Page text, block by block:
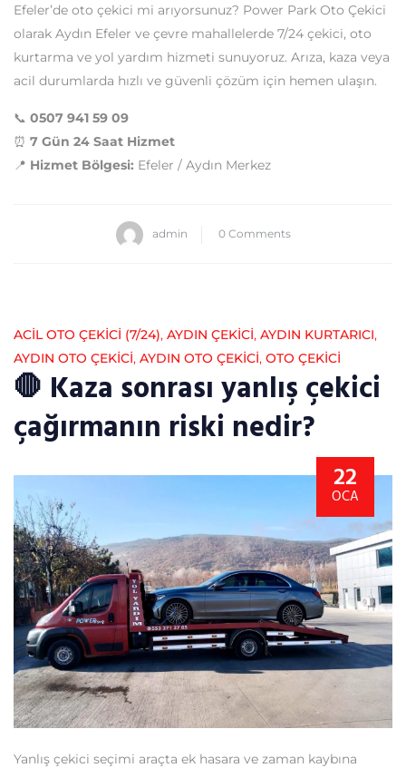
Efeler’de oto çekici mi arıyorsunuz? Power Park Oto Çekici
olarak Aydın Efeler ve çevre mahallelerde 7/24 çekici, oto
kurtarma ve yol yardım hizmeti sunuyoruz. Arıza, kaza veya
acil durumlarda hızlı ve güvenli çözüm için hemen ulaşın.
📞 0507 941 59 09
⏰ 7 Gün 24 Saat Hizmet
📍 Hizmet Bölgesi: Efeler / Aydın Merkez
admin 0 Comments
ACİL OTO ÇEKİCİ (7/24), AYDIN ÇEKICI, AYDIN KURTARICI,
AYDIN OTO ÇEKICI, AYDIN OTO ÇEKICI, OTO ÇEKICI
🛑 Kaza sonrası yanlış çekici
çağırmanın riski nedir?
22
OCA
Yanlış çekici seçimi araçta ek hasara ve zaman kaybına